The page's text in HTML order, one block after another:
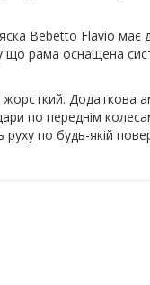
Bebetto Flavio має
що рама оснащена
Додаткова
по переднім
по будь-якій